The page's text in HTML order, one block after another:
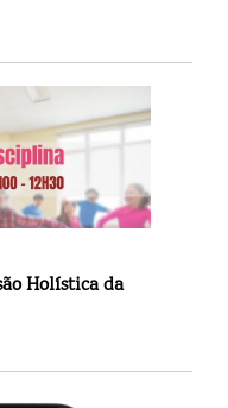
Holística da